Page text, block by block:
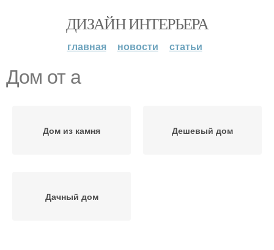
ДИЗАЙН ИНТЕРЬЕРА
главная новости статьи
Дом от а
Дом из камня Дешевый дом
Дачный дом